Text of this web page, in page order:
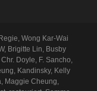
Regie,Wong Kar-Wai
, Brigitte Lin, Busby
Chr. Doyle, F. Sancho,
, Kandinsky, Kelly
, Maggie Cheung,